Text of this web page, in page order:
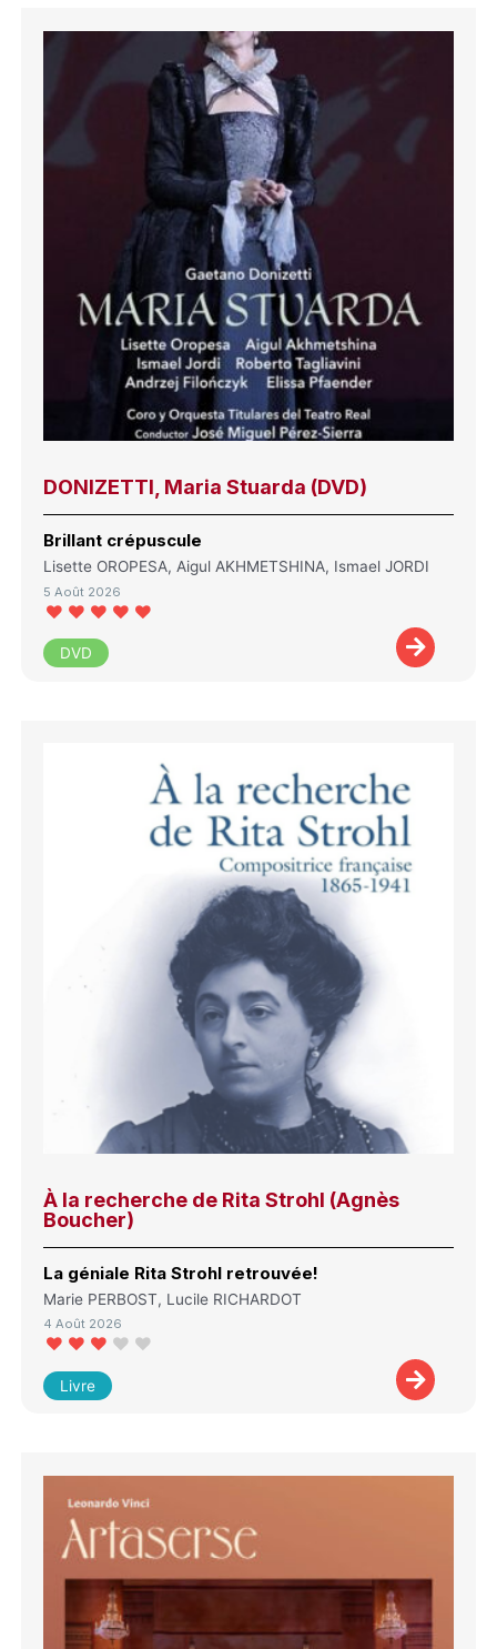
DONIZETTI, Maria Stuarda (DVD)
Brillant crépuscule
Lisette OROPESA, Aigul AKHMETSHINA, Ismael JORDI
5 Août 2026
DVD
À la recherche de Rita Strohl (Agnès
Boucher)
La géniale Rita Strohl retrouvée!
Marie PERBOST, Lucile RICHARDOT
4 Août 2026
Livre